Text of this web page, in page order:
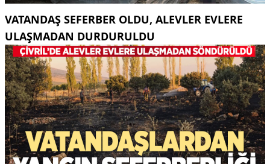
VATANDAŞ SEFERBER OLDU, ALEVLER EVLERE
ULAŞMADAN DURDURULDU